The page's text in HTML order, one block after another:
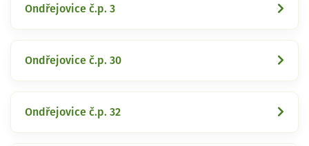
Ondřejovice č.p. 3
Ondřejovice č.p. 30
Ondřejovice č.p. 32